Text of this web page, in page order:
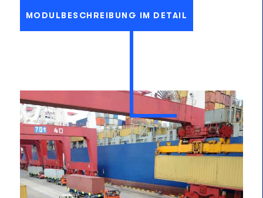
MODULBESCHREIBUNG IM DETAIL